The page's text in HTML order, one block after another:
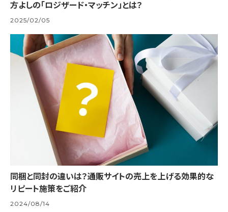
方よしの「ロジザード・マッチン」とは？
2025/02/05
同梱と同封の違いは？通販サイトの売上を上げる効果的な
リピート施策をご紹介
2024/08/14